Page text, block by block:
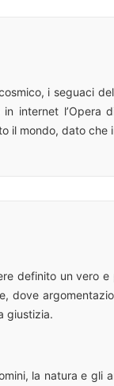
i seguaci
internet l’Opera
il mondo, dato
definito un vero
giustizia.
la natura e